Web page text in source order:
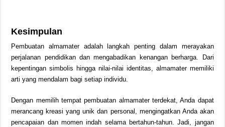
Kesimpulan
Pembuatan almamater adalah langkah penting dalam merayakan
perjalanan pendidikan dan mengabadikan kenangan berharga. Dari
kepentingan simbolis hingga nilai-nilai identitas, almamater memiliki
arti yang mendalam bagi setiap individu.
Dengan memilih tempat pembuatan almamater terdekat, Anda dapat
merancang kreasi yang unik dan personal, mengingatkan Anda akan
pencapaian dan momen indah selama bertahun-tahun. Jadi, jangan